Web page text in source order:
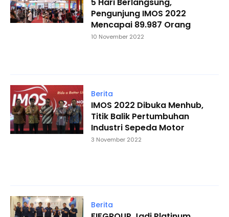
Pengunjung IMOS 2022
Mencapai 89.987 Orang
10 November 2022
Berita
IMOS 2022 Dibuka Menhub,
Titik Balik Pertumbuhan
Industri Sepeda Motor
3 November 2022
Berita